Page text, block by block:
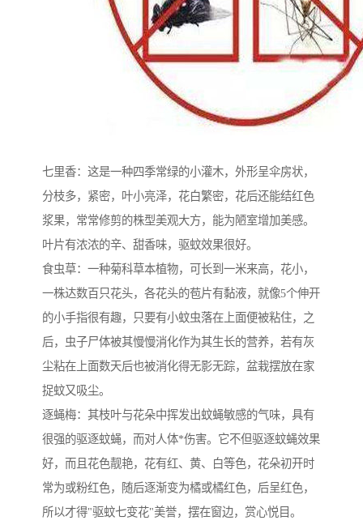
七里香：这是一种四季常绿的小灌木，外形呈伞房状，
分枝多，紧密，叶小亮泽，花白繁密，花后还能结红色
浆果，常常修剪的株型美观大方，能为陋室增加美感。
叶片有浓浓的辛、甜香味，驱蚊效果很好。
食虫草：一种菊科草本植物，可长到一米来高，花小，
一株达数百只花头，各花头的苞片有黏液，就像5个伸开
的小手指很有趣，只要有小蚊虫落在上面便被粘住，之
后，虫子尸体被其慢慢消化作为其生长的营养，若有灰
尘粘在上面数天后也被消化得无影无踪，盆栽摆放在家
捉蚊又吸尘。
逐蝇梅：其枝叶与花朵中挥发出蚊蝇敏感的气味，具有
很强的驱逐蚊蝇，而对人体*伤害。它不但驱逐蚊蝇效果
好，而且花色靓艳，花有红、黄、白等色，花朵初开时
常为或粉红色，随后逐渐变为橘或橘红色，后呈红色，
所以才得"驱蚊七变花"美誉，摆在窗边，赏心悦目。